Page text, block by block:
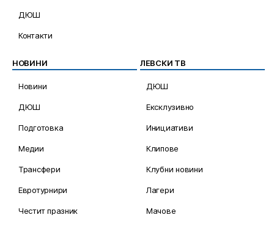
ДЮШ
Контакти
НОВИНИ
Новини
ДЮШ
Подготовка
Медии
Трансфери
Евротурнири
Честит празник
ЛЕВСКИ ТВ
ДЮШ
Ексклузивно
Инициативи
Клипове
Клубни новини
Лагери
Мачове